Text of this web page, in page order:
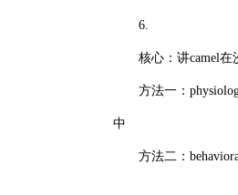
6.
核心：讲camel在
方法一：
中
方法二：